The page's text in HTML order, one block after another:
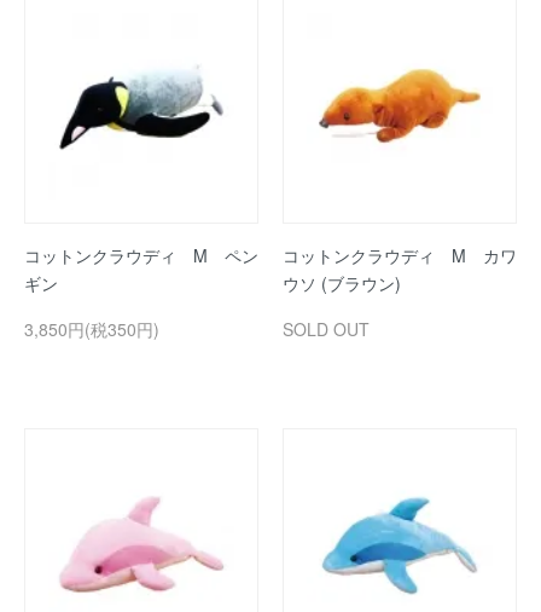
コットンクラウディ M ペン
ギン
3,850円(税350円)
コットンクラウディ M カワ
ウソ (ブラウン)
SOLD OUT